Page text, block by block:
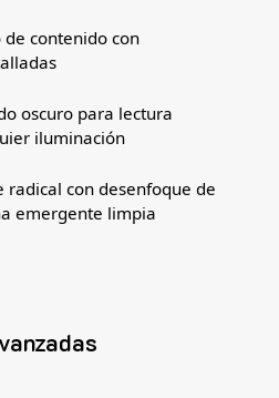
contenido con
oscuro para lectura
iluminación
radical con desenfoque de
emergente limpia